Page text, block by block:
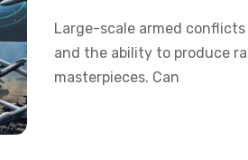
Large-scale armed
and the ability to produce
masterpieces. Can